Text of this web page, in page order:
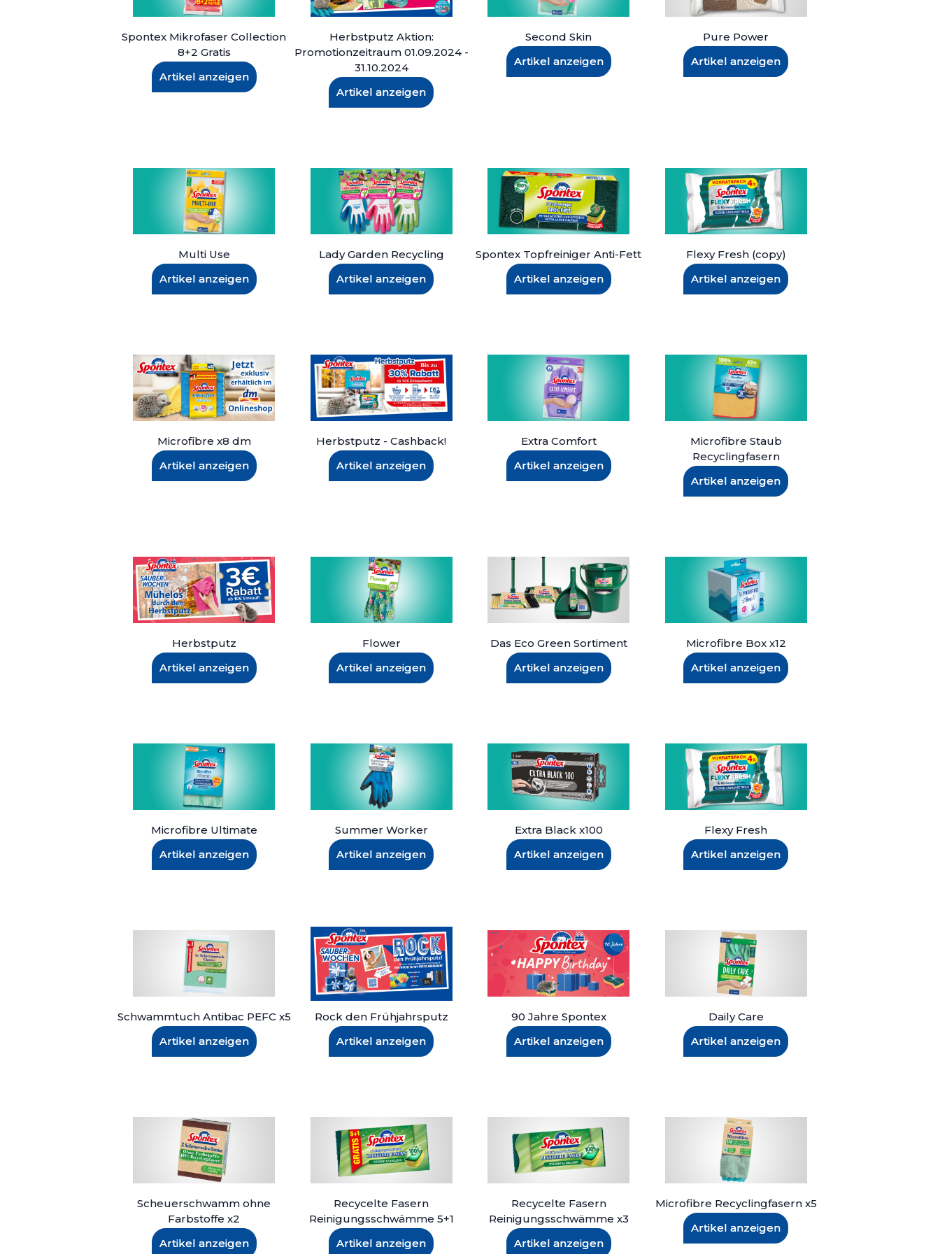
Spontex Mikrofaser Collection
8+2 Gratis
Artikel anzeigen
Herbstputz Aktion:
Promotionzeitraum 01.09.2024 -
31.10.2024
Artikel anzeigen
Second Skin
Artikel anzeigen
Pure Power
Artikel anzeigen
Multi Use
Artikel anzeigen
Lady Garden Recycling
Artikel anzeigen
Spontex Topfreiniger Anti-Fett
Artikel anzeigen
Flexy Fresh (copy)
Artikel anzeigen
Microfibre x8 dm
Artikel anzeigen
Herbstputz - Cashback!
Artikel anzeigen
Extra Comfort
Artikel anzeigen
Microfibre Staub
Recyclingfasern
Artikel anzeigen
Herbstputz
Artikel anzeigen
Flower
Artikel anzeigen
Das Eco Green Sortiment
Artikel anzeigen
Microfibre Box x12
Artikel anzeigen
Microfibre Ultimate
Artikel anzeigen
Summer Worker
Artikel anzeigen
Extra Black x100
Artikel anzeigen
Flexy Fresh
Artikel anzeigen
Schwammtuch Antibac PEFC x5
Artikel anzeigen
Rock den Frühjahrsputz
Artikel anzeigen
90 Jahre Spontex
Artikel anzeigen
Daily Care
Artikel anzeigen
Scheuerschwamm ohne
Farbstoffe x2
Artikel anzeigen
Recycelte Fasern
Reinigungsschwämme 5+1
Artikel anzeigen
Recycelte Fasern
Reinigungsschwämme x3
Artikel anzeigen
Microfibre Recyclingfasern x5
Artikel anzeigen